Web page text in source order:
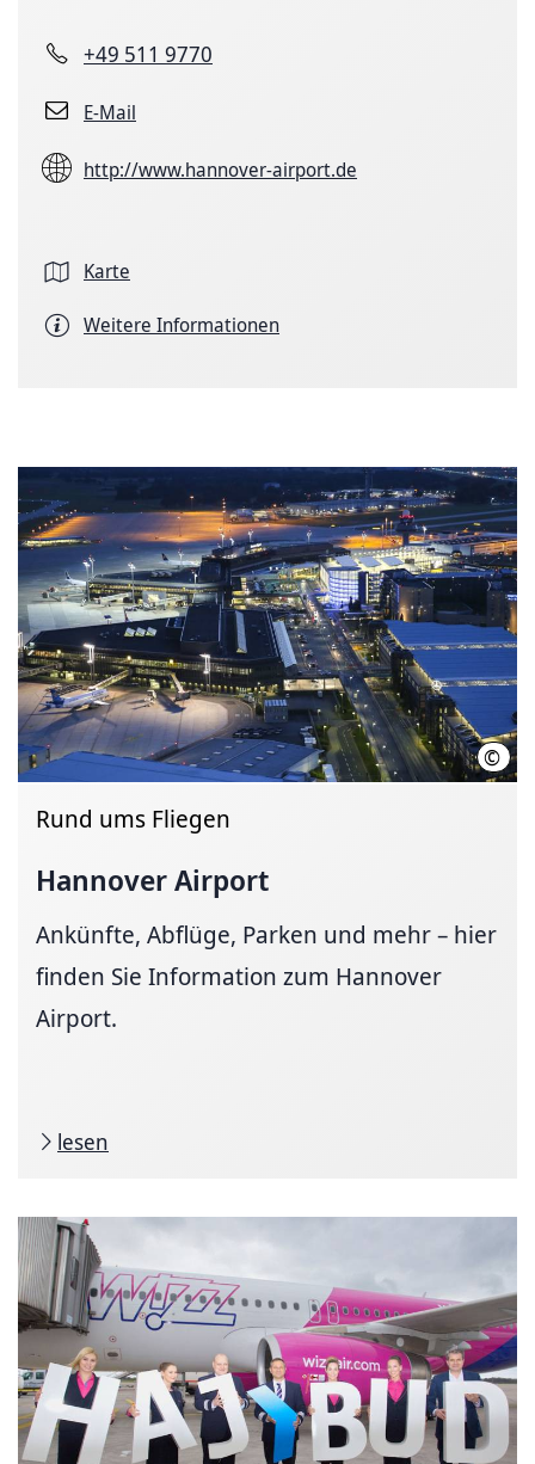
+49 511 9770
E-Mail
http://www.hannover-airport.de
Karte
Weitere Informationen
©
Rund ums Fliegen
Hannover Airport
Ankünfte, Abflüge, Parken und mehr – hier
finden Sie Information zum Hannover
Airport.
lesen